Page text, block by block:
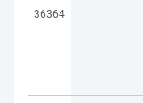
36364